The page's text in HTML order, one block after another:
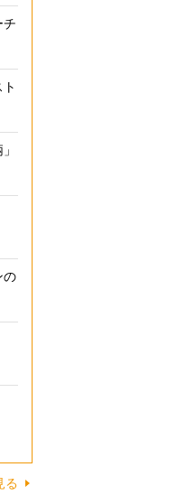
ーガリン、ピーナツバター、牛
チ
の
る